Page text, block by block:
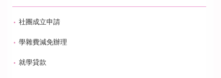
社團成立申請
學雜費減免辦理
就學貸款